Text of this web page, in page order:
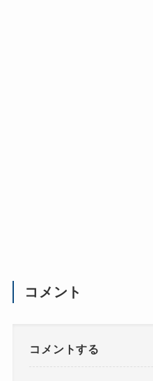
コメント
コメントする